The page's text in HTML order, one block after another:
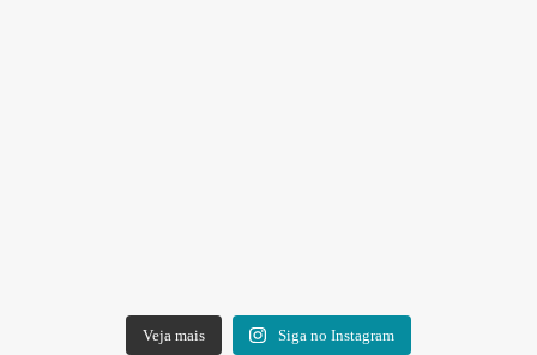
Veja mais Siga no Instagram